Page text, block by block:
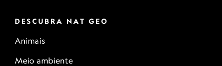
DESCUBRA NAT GEO
Animais
Meio ambiente